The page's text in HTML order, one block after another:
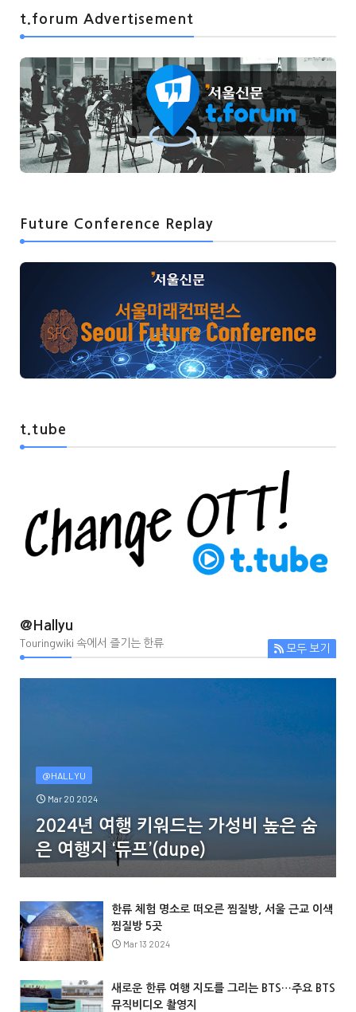
t.forum Advertisement
Future Conference Replay
t.tube
@Hallyu
Touringwiki 속에서 즐기는 한류 모두 보기
@HALLYU
Mar 20 2024
2024년 여행 키워드는 가성비 높은 숨
은 여행지 ‘듀프’(dupe)
한류 체험 명소로 떠오른 찜질방, 서울 근교 이색
찜질방 5곳
Mar 13 2024
새로운 한류 여행 지도를 그리는 BTS…주요 BTS
뮤직비디오 촬영지